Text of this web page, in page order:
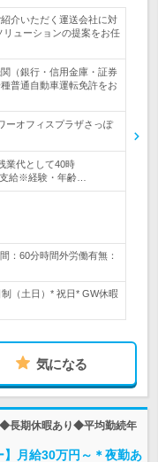
介いただく運送会社に対
リューションの提案をお任
（銀行・信用金庫・証券
通自動車運転免許をお
ーオフィスプラザさっぽ
業代として40時
給※経験・年齢…
：60分時間外労働有無：
（土日）* 祝日* GW休暇
気になる
◆長期休暇あり◆平均勤続年
月給30万円～＊夜勤あ